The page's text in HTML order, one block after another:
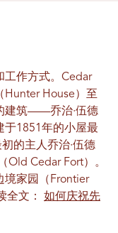
工作方式。Cedar
House）至
建筑——乔治·伍德
于1851年的小屋最
的主人乔治·伍德
Old Cedar Fort）。
境家园（Frontier
全文： 如何庆祝先